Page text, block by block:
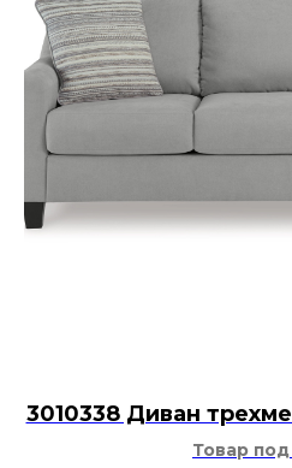
3010338 Диван
Товар под